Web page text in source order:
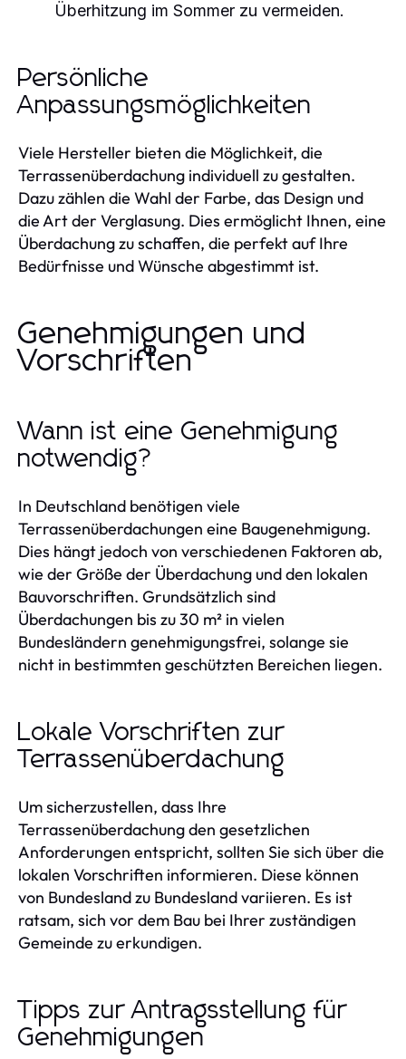
Überhitzung im Sommer zu vermeiden.
Persönliche
Anpassungsmöglichkeiten
Viele Hersteller bieten die Möglichkeit, die
Terrassenüberdachung individuell zu gestalten.
Dazu zählen die Wahl der Farbe, das Design und
die Art der Verglasung. Dies ermöglicht Ihnen, eine
Überdachung zu schaffen, die perfekt auf Ihre
Bedürfnisse und Wünsche abgestimmt ist.
Genehmigungen und
Vorschriften
Wann ist eine Genehmigung
notwendig?
In Deutschland benötigen viele
Terrassenüberdachungen eine Baugenehmigung.
Dies hängt jedoch von verschiedenen Faktoren ab,
wie der Größe der Überdachung und den lokalen
Bauvorschriften. Grundsätzlich sind
Überdachungen bis zu 30 m² in vielen
Bundesländern genehmigungsfrei, solange sie
nicht in bestimmten geschützten Bereichen liegen.
Lokale Vorschriften zur
Terrassenüberdachung
Um sicherzustellen, dass Ihre
Terrassenüberdachung den gesetzlichen
Anforderungen entspricht, sollten Sie sich über die
lokalen Vorschriften informieren. Diese können
von Bundesland zu Bundesland variieren. Es ist
ratsam, sich vor dem Bau bei Ihrer zuständigen
Gemeinde zu erkundigen.
Tipps zur Antragsstellung für
Genehmigungen